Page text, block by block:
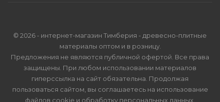
© 2026 - интернет-магазин Тимберия - древесно-плитные
материалы оптом и в розницу.
Предложения не являются публичной офертой. Все права
защищены. При любом использовании материалов
гиперссылка на сайт обязательна. Продолжая
пользоваться сайтом, вы соглашаетесь на использование
файлов cookie и обработку персональных данных